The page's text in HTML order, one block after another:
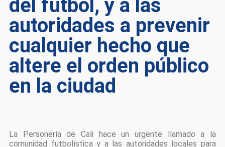
del fútbol, y a las
autoridades a prevenir
cualquier hecho que
altere el orden público
en la ciudad
La Personería de Cali hace un urgente llamado a la
comunidad futbolística y a las autoridades locales para